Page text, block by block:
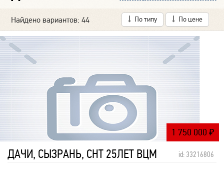
Найдено вариантов: 44 По типу По цене
1 750 000 ₽
ДАЧИ, СЫЗРАНЬ, СНТ 25ЛЕТ ВЦМ id: 33216806